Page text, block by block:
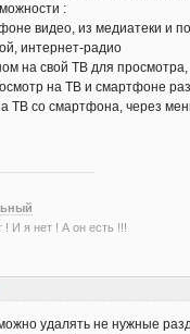
:
видео, из медиатеки и
интернет-радио
на свой ТВ для
на ТВ и смартфоне
ТВ со смартфона, через
И я нет ! А он есть !!!
удалять не нужные